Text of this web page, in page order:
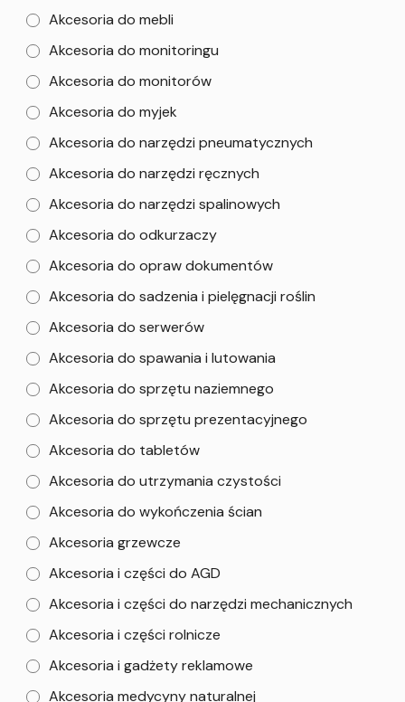
Akcesoria do mebli
Akcesoria do monitoringu
Akcesoria do monitorów
Akcesoria do myjek
Akcesoria do narzędzi pneumatycznych
Akcesoria do narzędzi ręcznych
Akcesoria do narzędzi spalinowych
Akcesoria do odkurzaczy
Akcesoria do opraw dokumentów
Akcesoria do sadzenia i pielęgnacji roślin
Akcesoria do serwerów
Akcesoria do spawania i lutowania
Akcesoria do sprzętu naziemnego
Akcesoria do sprzętu prezentacyjnego
Akcesoria do tabletów
Akcesoria do utrzymania czystości
Akcesoria do wykończenia ścian
Akcesoria grzewcze
Akcesoria i części do AGD
Akcesoria i części do narzędzi mechanicznych
Akcesoria i części rolnicze
Akcesoria i gadżety reklamowe
Akcesoria medycyny naturalnej